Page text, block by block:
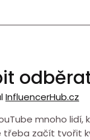
InfluencerHub.cz
mnoho
začít tvořit